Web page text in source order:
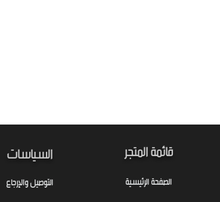
السياسات
التوصيل والإرجاع
قائمة المتجر
الصفحة الرئيسية